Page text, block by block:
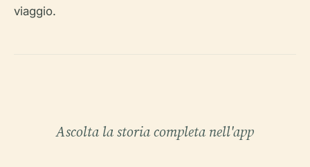
viaggio.
Ascolta la storia completa nell'app